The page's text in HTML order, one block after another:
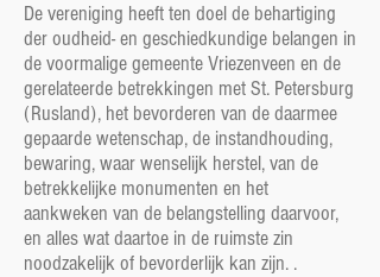
De vereniging heeft ten doel de behartiging
der oudheid- en geschiedkundige belangen in
de voormalige gemeente Vriezenveen en de
gerelateerde betrekkingen met St. Petersburg
(Rusland), het bevorderen van de daarmee
gepaarde wetenschap, de instandhouding,
bewaring, waar wenselijk herstel, van de
betrekkelijke monumenten en het
aankweken van de belangstelling daarvoor,
en alles wat daartoe in de ruimste zin
noodzakelijk of bevorderlijk kan zijn. .